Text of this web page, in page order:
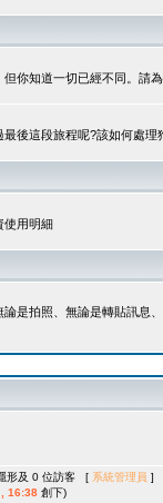
你知道一切已經不同。請
後這段旅程呢?該如何處理
使用明細
是拍照、無論是轉貼訊息
形及 0 位訪客 [ 系統管理員 ]
16:38 創下)